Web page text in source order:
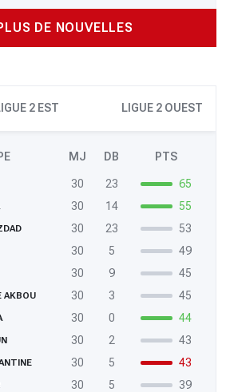
DE NOUVELLES
2 EST LIGUE 2 OUEST
MJ DB PTS
30 23
65
30 14
55
30 23
53
30 5
49
30 9
45
AKBOU 30 3
45
30 0
44
30 2
43
30 5
43
30 5
39